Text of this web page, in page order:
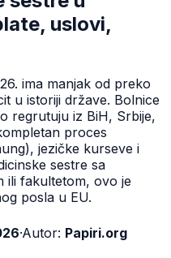
uslovi,
ima manjak od preko
u istoriji države. Bolnice
regrutuju iz BiH, Srbije,
proces
jezičke kurseve i
sestre sa
ili fakultetom, ovo je
posla u EU.
·Autor: Papiri.org